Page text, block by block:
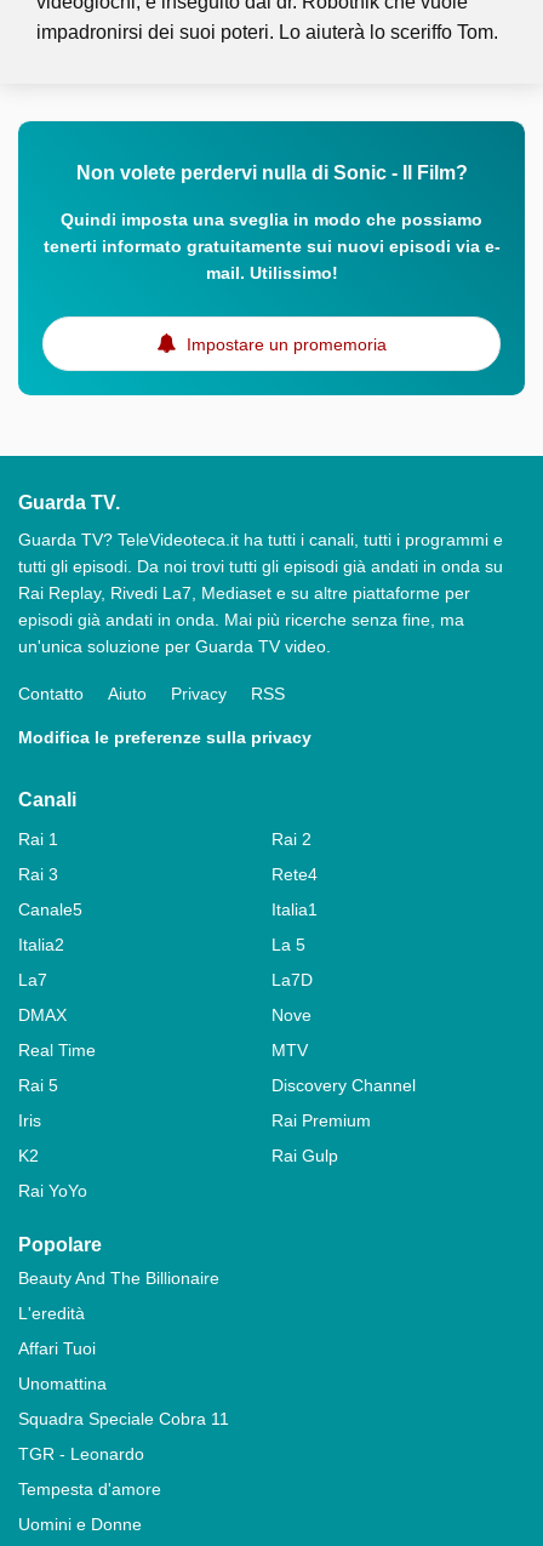
impadronirsi dei suoi poteri. Lo aiuterà lo sceriffo Tom.
Non volete perdervi nulla di Sonic - Il Film?
Quindi imposta una sveglia in modo che possiamo
tenerti informato gratuitamente sui nuovi episodi via e-
mail. Utilissimo!
Impostare un promemoria
Guarda TV.
Guarda TV? TeleVideoteca.it ha tutti i canali, tutti i programmi e
tutti gli episodi. Da noi trovi tutti gli episodi già andati in onda su
Rai Replay, Rivedi La7, Mediaset e su altre piattaforme per
episodi già andati in onda. Mai più ricerche senza fine, ma
un'unica soluzione per Guarda TV video.
Contatto Aiuto Privacy RSS
Modifica le preferenze sulla privacy
Canali
Rai 1
Rai 2
Rai 3
Rete4
Canale5
Italia1
Italia2
La 5
La7
La7D
DMAX
Nove
Real Time
MTV
Rai 5
Discovery Channel
Iris
Rai Premium
K2
Rai Gulp
Rai YoYo
Popolare
Beauty And The Billionaire
L'eredità
Affari Tuoi
Unomattina
Squadra Speciale Cobra 11
TGR - Leonardo
Tempesta d'amore
Uomini e Donne